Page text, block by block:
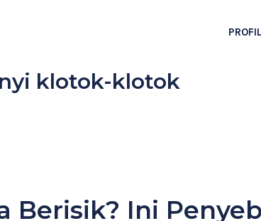
PROFIL
klotok-klotok
Berisik? Ini